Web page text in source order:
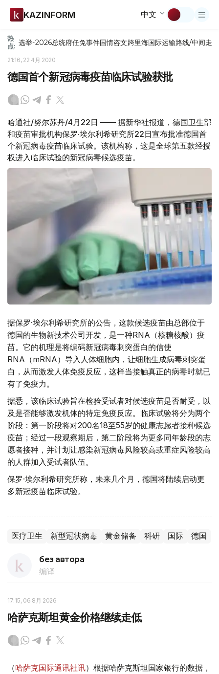
KAZINFORM 中文
热
点: 选举-2026总统府任免事件国情咨文跨里海国际运输路线/中间走廊
21:16, 22 4月 2020
德国首个新冠病毒疫苗临床试验获批
哈通社/努尔苏丹/4月22日 —— 据新华社报道，德国卫生部
和疫苗审批机构保罗·埃尔利希研究所22日宣布批准德国首
个新冠病毒疫苗临床试验。该机构称，这是全球第五款经授
权进入临床试验的新冠病毒候选疫苗。
据保罗·埃尔利希研究所的公告，这款候选疫苗由总部位于
德国的生物新技术公司开发，是一种RNA（核糖核酸）疫
苗。它的机理是将编码新冠病毒刺突蛋白的信使
RNA（mRNA）导入人体细胞内，让细胞生成病毒刺突蛋
白，从而激发人体免疫反应，这样当接触真正的病毒时就已
有了免疫力。
据悉，该临床试验旨在检验受试者对候选疫苗是否耐受，以
及是否能够激发机体的特定免疫反应。临床试验将分为两个
阶段：第一阶段将对200名18至55岁的健康志愿者接种候选
疫苗；经过一段观察期后，第二阶段将为更多同年龄段的志
愿者接种，并计划让感染新冠病毒风险较高或重症风险较高
的人群加入受试者队伍。
保罗·埃尔利希研究所称，未来几个月，德国将陆续启动更
多新冠疫苗临床试验。
医疗卫生 新型冠状病毒 黄金储备 科研 国际 德国
без автора
编译
17:15, 06 8月 2026
哈萨克斯坦黄金价格继续走低
（哈萨克国际通讯社讯）根据哈萨克斯坦国家银行的数据，